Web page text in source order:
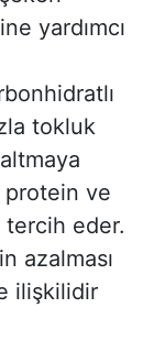
yardımcı
tokluk
protein ve
tercih eder.
azalması
ilişkilidir